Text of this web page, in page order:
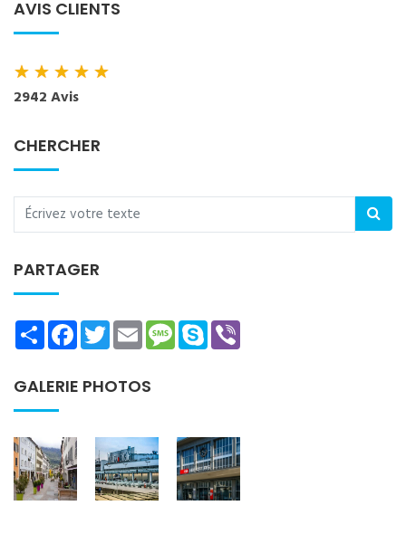
AVIS CLIENTS
★★★★★
2942 Avis
CHERCHER
PARTAGER
ShareFacebookTwitterEmailMessage
Skype
GALERIE PHOTOS